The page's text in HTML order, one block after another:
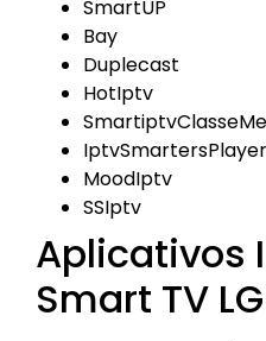
SmartUP
Bay
Duplecast
HotIptv
IptvSmartersPlayer
MoodIptv
SSIptv
Aplicativos
Smart TV LG